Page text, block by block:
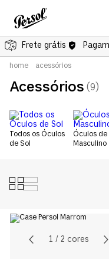
Frete grátis
acessórios
Acessórios 9
Todos os Óculos
de Sol
Óculos de
Masculino
1 / 2 cores